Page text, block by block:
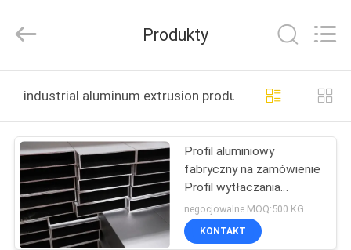
PRODUKTY
POKAZ
VR
Rights
Produkty
industrial aluminum extrusion produkcja online
Profil aluminiowy
fabryczny na zamówienie
Profil wytłaczania
aluminium
przemysłowego
6061/6063
negocjowalne MOQ:500 KG
KONTAKT